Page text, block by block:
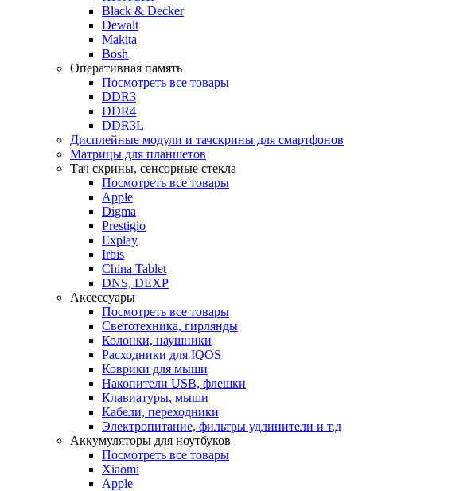
Black & Decker
Dewalt
Makita
Bosh
Оперативная память
Посмотреть все товары
DDR3
DDR4
DDR3L
Дисплейные модули и тачскрины для смартфонов
Матрицы для планшетов
Тач скрины, сенсорные стекла
Посмотреть все товары
Apple
Digma
Prestigio
Explay
Irbis
China Tablet
DNS, DEXP
Аксессуары
Посмотреть все товары
Светотехника, гирлянды
Колонки, наушники
Расходники для IQOS
Коврики для мыши
Накопители USB, флешки
Клавиатуры, мыши
Кабели, переходники
Электропитание, фильтры удлинители и т.д
Аккумуляторы для ноутбуков
Посмотреть все товары
Xiaomi
Apple